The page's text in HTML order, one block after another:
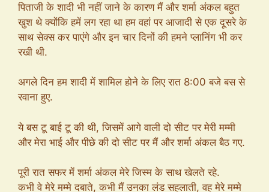
पिताजी के शादी भी नहीं जाने के कारण मैं और शर्मा अंकल बहुत
खुश थे क्योंकि हमें लग रहा था हम वहां पर आजादी से एक दूसरे के
साथ सेक्स कर पाएंगे और इन चार दिनों की हमने प्लानिंग भी कर
रखी थी.
अगले दिन हम शादी में शामिल होने के लिए रात 8:00 बजे बस से
रवाना हुए.
ये बस टू बाई टू की थी, जिसमें आगे वाली दो सीट पर मेरी मम्मी
और मेरा भाई और पीछे की दो सीट पर मैं और शर्मा अंकल बैठ गए.
पूरी रात सफर में शर्मा अंकल मेरे जिस्म के साथ खेलते रहे.
कभी वे मेरे मम्मे दबाते, कभी मैं उनका लंड सहलाती, वह मेरे मम्मे